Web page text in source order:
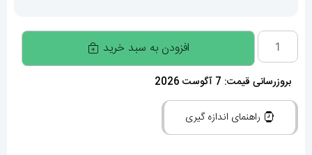
ساعت
رولکس
مردانه
مدل
افزودن به سبد خرید
بروزرسانی قیمت: 7 آگوست 2026
راهنمای اندازه گیری